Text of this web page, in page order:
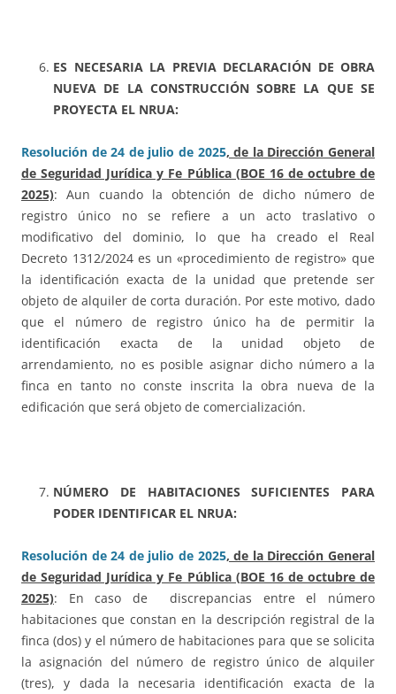
ES NECESARIA LA PREVIA DECLARACIÓN DE OBRA
NUEVA DE LA CONSTRUCCIÓN SOBRE LA QUE SE
PROYECTA EL NRUA:
Resolución de 24 de julio de 2025, de la Dirección General
de Seguridad Jurídica y Fe Pública (BOE 16 de octubre de
2025): Aun cuando la obtención de dicho número de
registro único no se refiere a un acto traslativo o
modificativo del dominio, lo que ha creado el Real
Decreto 1312/2024 es un «procedimiento de registro» que
la identificación exacta de la unidad que pretende ser
objeto de alquiler de corta duración. Por este motivo, dado
que el número de registro único ha de permitir la
identificación exacta de la unidad objeto de
arrendamiento, no es posible asignar dicho número a la
finca en tanto no conste inscrita la obra nueva de la
edificación que será objeto de comercialización.
NÚMERO DE HABITACIONES SUFICIENTES PARA
PODER IDENTIFICAR EL NRUA:
Resolución de 24 de julio de 2025, de la Dirección General
de Seguridad Jurídica y Fe Pública (BOE 16 de octubre de
2025): En caso de discrepancias entre el número
habitaciones que constan en la descripción registral de la
finca (dos) y el número de habitaciones para que se solicita
la asignación del número de registro único de alquiler
(tres), y dada la necesaria identificación exacta de la